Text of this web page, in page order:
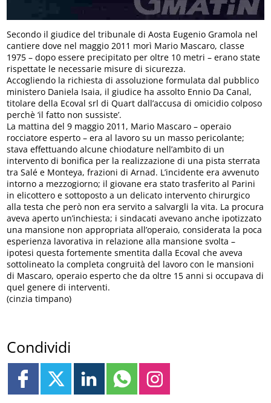
Secondo il giudice del tribunale di Aosta Eugenio Gramola nel
cantiere dove nel maggio 2011 morì Mario Mascaro, classe
1975 – dopo essere precipitato per oltre 10 metri – erano state
rispettate le necessarie misure di sicurezza.
Accogliendo la richiesta di assoluzione formulata dal pubblico
ministero Daniela Isaia, il giudice ha assolto Ennio Da Canal,
titolare della Ecoval srl di Quart dall’accusa di omicidio colposo
perchè ‘il fatto non sussiste’.
La mattina del 9 maggio 2011, Mario Mascaro – operaio
rocciatore esperto – era al lavoro su un masso pericolante;
stava effettuando alcune chiodature nell’ambito di un
intervento di bonifica per la realizzazione di una pista sterrata
tra Salé e Monteya, frazioni di Arnad. L’incidente era avvenuto
intorno a mezzogiorno; il giovane era stato trasferito al Parini
in elicottero e sottoposto a un delicato intervento chirurgico
alla testa che però non era servito a salvargli la vita. La procura
aveva aperto un’inchiesta; i sindacati avevano anche ipotizzato
una mansione non appropriata all’operaio, considerata la poca
esperienza lavorativa in relazione alla mansione svolta –
ipotesi questa fortemente smentita dalla Ecoval che aveva
sottolineato la completa congruità del lavoro con le mansioni
di Mascaro, operaio esperto che da oltre 15 anni si occupava di
quel genere di interventi.
(cinzia timpano)
Condividi